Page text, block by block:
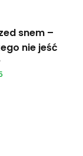
snem –
nie jeść